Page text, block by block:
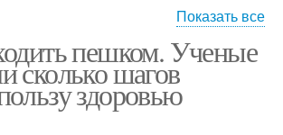
Ходьба для потенции
Показать все
пешком. Ученые
сколько шагов
здоровью